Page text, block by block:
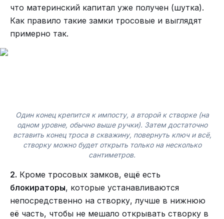
что материнский капитал уже получен (шутка).
Как правило такие замки тросовые и выглядят
примерно так.
Один конец крепится к импосту, а второй к створке (на
одном уровне, обычно выше ручки). Затем достаточно
вставить конец троса в скважину, повернуть ключ и всё,
створку можно будет открыть только на несколько
сантиметров.
2. Кроме тросовых замков, ещё есть
блокираторы, которые устанавливаются
непосредственно на створку, лучше в нижнюю
её часть, чтобы не мешало открывать створку в